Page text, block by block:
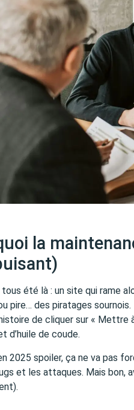
la
tous été là : un site qui rame
pire… des piratages sournois.
de cliquer sur « Mettre
d’huile de coude.
2025 spoiler, ça ne va pas
et les attaques. Mais bon,